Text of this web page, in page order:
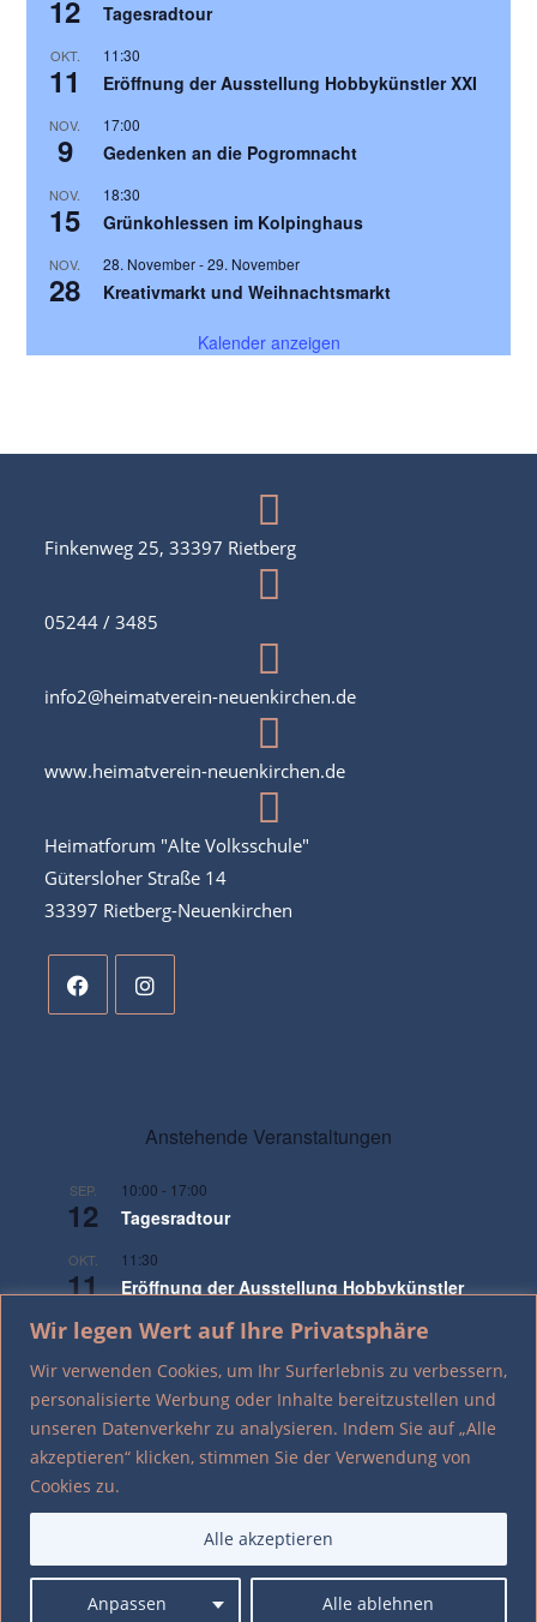
Wir legen Wert auf Ihre Privatsphäre
Wir verwenden Cookies, um Ihr Surferlebnis zu verbessern,
personalisierte Werbung oder Inhalte bereitzustellen und
unseren Datenverkehr zu analysieren. Indem Sie auf „Alle
akzeptieren“ klicken, stimmen Sie der Verwendung von
Cookies zu.
Anpassen Alle ablehnen
Alle akzeptieren
12 Tagesradtour
OKT.
11
11:30
Eröffnung der Ausstellung Hobbykünstler XXI
NOV.
9
17:00
Gedenken an die Pogromnacht
NOV.
15
18:30
Grünkohlessen im Kolpinghaus
NOV.
28
28. November-29. November
Kreativmarkt und Weihnachtsmarkt
Kalender anzeigen
Finkenweg 25, 33397 Rietberg
05244 / 3485
info2@heimatverein-neuenkirchen.de
www.heimatverein-neuenkirchen.de
Heimatforum "Alte Volksschule"
Gütersloher Straße 14
33397 Rietberg-Neuenkirchen
Anstehende Veranstaltungen
SEP.
12
10:00 - 17:00
Tagesradtour
OKT.
11
11:30
Eröffnung der Ausstellung Hobbykünstler
9 Gedenken an die Pogromnacht
Kalender anzeigen
Kontakt/Impressum Datenschutz